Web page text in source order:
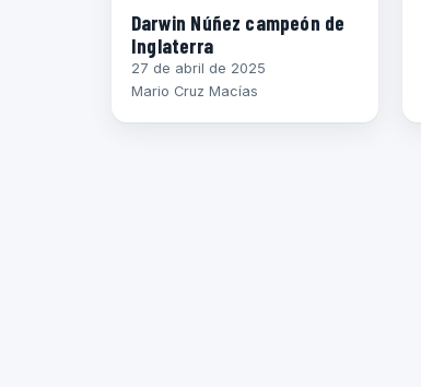
Darwin Núñez campeón de
Inglaterra
27 de abril de 2025
Mario Cruz Macías